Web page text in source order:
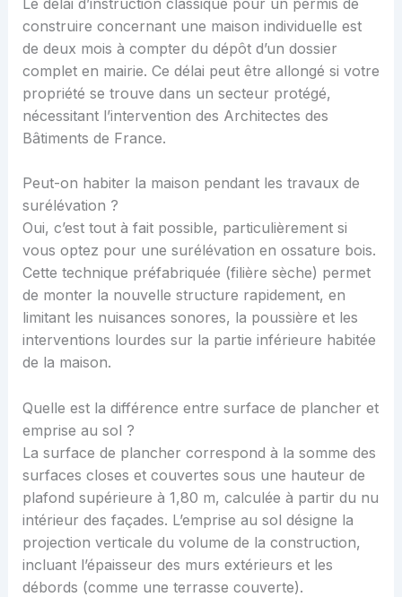
construire concernant une maison individuelle est
de deux mois à compter du dépôt d’un dossier
complet en mairie. Ce délai peut être allongé si votre
propriété se trouve dans un secteur protégé,
nécessitant l’intervention des Architectes des
Bâtiments de France.
Peut-on habiter la maison pendant les travaux de
surélévation ?
Oui, c’est tout à fait possible, particulièrement si
vous optez pour une surélévation en ossature bois.
Cette technique préfabriquée (filière sèche) permet
de monter la nouvelle structure rapidement, en
limitant les nuisances sonores, la poussière et les
interventions lourdes sur la partie inférieure habitée
de la maison.
Quelle est la différence entre surface de plancher et
emprise au sol ?
La surface de plancher correspond à la somme des
surfaces closes et couvertes sous une hauteur de
plafond supérieure à 1,80 m, calculée à partir du nu
intérieur des façades. L’emprise au sol désigne la
projection verticale du volume de la construction,
incluant l’épaisseur des murs extérieurs et les
débords (comme une terrasse couverte).